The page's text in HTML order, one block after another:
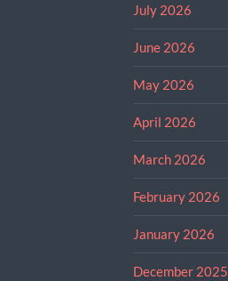
July 2026
June 2026
May 2026
April 2026
March 2026
February 2026
January 2026
December 2025